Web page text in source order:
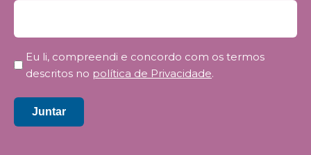
Privacidade *
Eu li, compreendi e concordo com os termos
descritos no política de Privacidade.
Juntar